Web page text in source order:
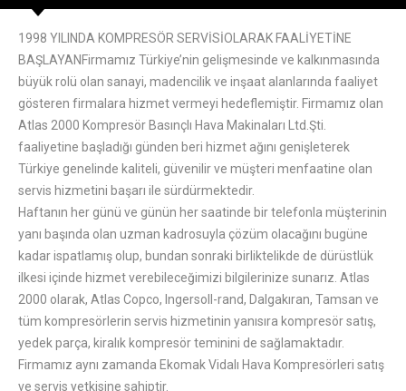
1998 YILINDA KOMPRESÖR SERVİSİOLARAK FAALİYETİNE
BAŞLAYANFirmamız Türkiye’nin gelişmesinde ve kalkınmasında
büyük rolü olan sanayi, madencilik ve inşaat alanlarında faaliyet
gösteren firmalara hizmet vermeyi hedeflemiştir. Firmamız olan
Atlas 2000 Kompresör Basınçlı Hava Makinaları Ltd.Şti.
faaliyetine başladığı günden beri hizmet ağını genişleterek
Türkiye genelinde kaliteli, güvenilir ve müşteri menfaatine olan
servis hizmetini başarı ile sürdürmektedir.
Haftanın her günü ve günün her saatinde bir telefonla müşterinin
yanı başında olan uzman kadrosuyla çözüm olacağını bugüne
kadar ispatlamış olup, bundan sonraki birliktelikde de dürüstlük
ilkesi içinde hizmet verebileceğimizi bilgilerinize sunarız. Atlas
2000 olarak, Atlas Copco, Ingersoll-rand, Dalgakıran, Tamsan ve
tüm kompresörlerin servis hizmetinin yanısıra kompresör satış,
yedek parça, kiralık kompresör teminini de sağlamaktadır.
Firmamız aynı zamanda Ekomak Vidalı Hava Kompresörleri satış
ve servis yetkisine sahiptir.